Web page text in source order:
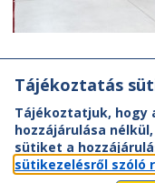
Tájékoztatás
Tájékoztatjuk, hogy
hozzájárulása
sütiket a
sütikezelésről